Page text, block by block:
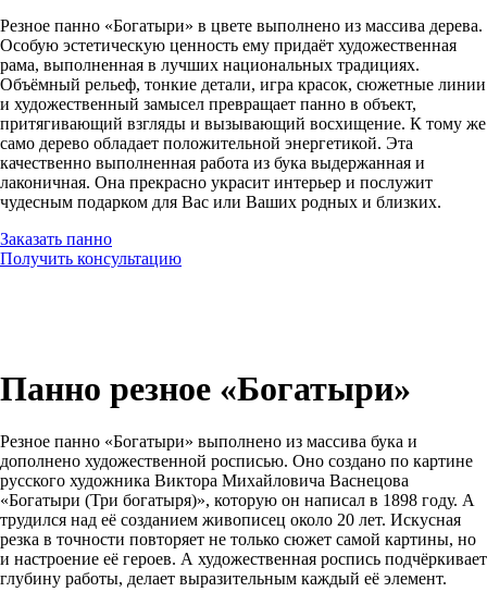
Резное панно «Богатыри» в цвете выполнено из массива дерева.
Особую эстетическую ценность ему придаёт художественная
рама, выполненная в лучших национальных традициях.
Объёмный рельеф, тонкие детали, игра красок, сюжетные линии
и художественный замысел превращает панно в объект,
притягивающий взгляды и вызывающий восхищение. К тому же
само дерево обладает положительной энергетикой. Эта
качественно выполненная работа из бука выдержанная и
лаконичная. Она прекрасно украсит интерьер и послужит
чудесным подарком для Вас или Ваших родных и близких.
Заказать панно
Получить консультацию
Панно резное «Богатыри»
Резное панно «Богатыри» выполнено из массива бука и
дополнено художественной росписью. Оно создано по картине
русского художника Виктора Михайловича Васнецова
«Богатыри (Три богатыря)», которую он написал в 1898 году. А
трудился над её созданием живописец около 20 лет. Искусная
резка в точности повторяет не только сюжет самой картины, но
и настроение её героев. А художественная роспись подчёркивает
глубину работы, делает выразительным каждый её элемент.